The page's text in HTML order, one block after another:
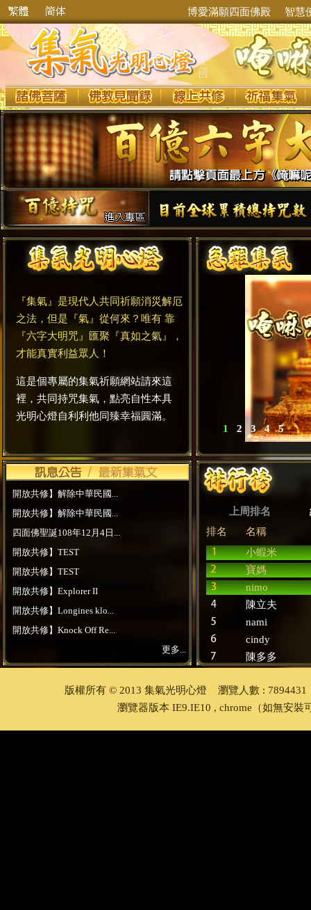
博愛滿願四面佛殿 智慧
『集氣』是現代人共同祈願消災解厄
之法，但是『氣』從何來？唯有 靠
『六字大明咒』匯聚『真如之氣』，
才能真實利益眾人！
這是個專屬的集氣祈願網站請來這
裡，共同持咒集氣，點亮自性本具
光明心燈自利利他同臻幸福圓滿。
1
2 3 4 5
開放共修】解除中華民國...
開放共修】解除中華民國...
四面佛聖誕108年12月4日...
開放共修】TEST
開放共修】TEST
開放共修】Explorer II
開放共修】Longines klo...
開放共修】Knock Off Re...
更多...
上周排名
排名
名稱
小蝦米
寶媽
nimo
陳立夫
nami
cindy
陳多多
版權所有 © 2013 集氣光明心燈 瀏覽人數 :
瀏覽器版本 IE9.IE10 , chrome （如無安裝